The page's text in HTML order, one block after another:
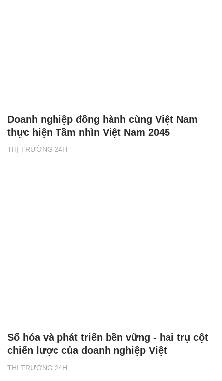
THỊ TRƯỜNG 24H
Doanh nghiệp đồng hành cùng Việt Nam
thực hiện Tầm nhìn Việt Nam 2045
THỊ TRƯỜNG 24H
Số hóa và phát triển bền vững - hai trụ cột
chiến lược của doanh nghiệp Việt